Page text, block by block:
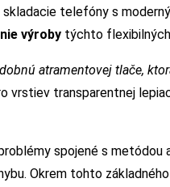
telefóny s
výroby týchto
atramentovej tlače,
vrstiev transparentnej
spojené s
Okrem tohto